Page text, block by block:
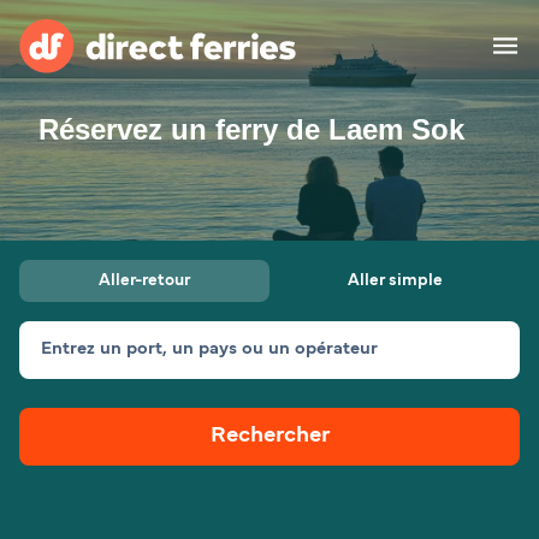
Compagnies de ferry
Pays
Billet de bateau
Traversées et ports
Canada (FR)
Mon Compte
Réservez un ferry de Laem Sok
Aller-retour Aller simple
Entrez un port, un pays ou un opérateur
Rechercher